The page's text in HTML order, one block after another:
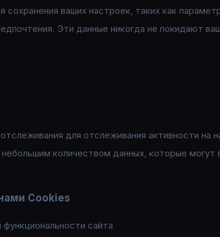
ваших настроек, таких как
Эти данные никогда не покидают
для отслеживания активности на
количеством данных, которые могут
Cookies
сайта